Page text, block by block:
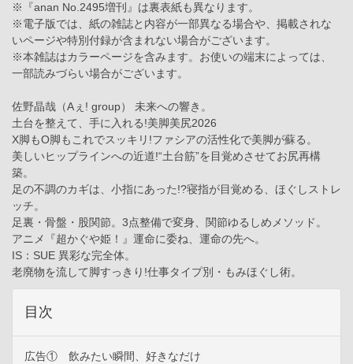
※『anan No.2495増刊』は裏表紙も異なります。
※電子版では、紙の雑誌と内容が一部異なる場合や、掲載されな
いページや特別付録が含まれない場合がございます。
※本雑誌はカラーページを含みます。お使いの端末によっては、
一部読みづらい場合がございます。
佐野晶哉（Aぇ! group） 未来への響き。
土台を整えて、手に入れる!美脚美尻2026
X脚もO脚もこれでスッキリ!ファシアの活性化で美脚が蘇る。
美しいヒップラインへの近道!“土台筋”を目覚めさせてお尻再構
築。
足の不調のカギは、小指にあった!?寝指が目覚める、ほぐしストレ
ッチ。
足裏・骨盤・股関節。3点整備で変身、関節ゆるしめメソッド。
アニメ『超かぐや姫！』運命に委ね、運命の先へ。
IS：SUE 異彩な完全体。
老廃物を流して脚すっきり!仕事タイプ別・もみほぐし術。
目次
広告① 飲みたい瞬間、好きなだけ